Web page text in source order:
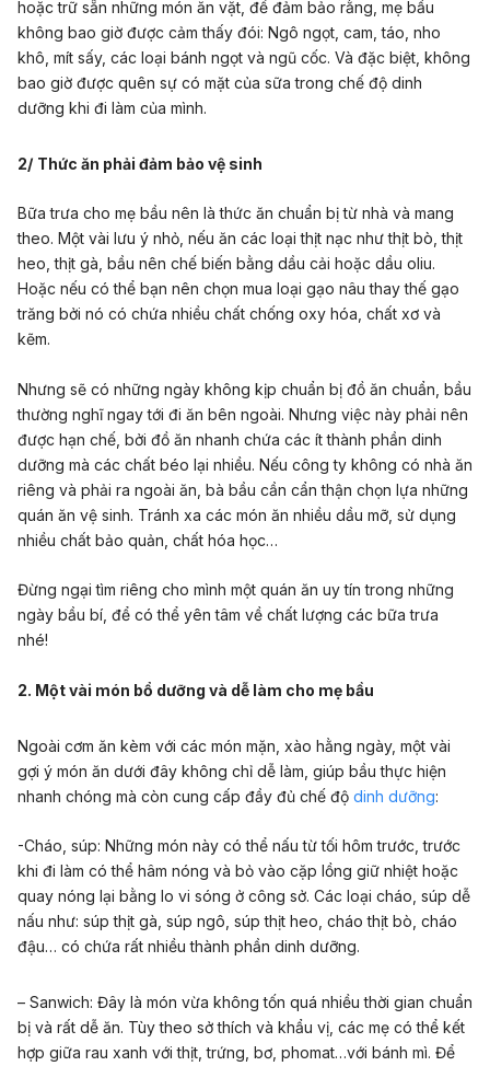
hoặc trữ sẵn những món ăn vặt, để đảm bảo rằng, mẹ bầu
không bao giờ được cảm thấy đói: Ngô ngọt, cam, táo, nho
khô, mít sấy, các loại bánh ngọt và ngũ cốc. Và đặc biệt, không
bao giờ được quên sự có mặt của sữa trong chế độ dinh
dưỡng khi đi làm của mình.
2/ Thức ăn phải đảm bảo vệ sinh
Bữa trưa cho mẹ bầu nên là thức ăn chuẩn bị từ nhà và mang
theo. Một vài lưu ý nhỏ, nếu ăn các loại thịt nạc như thịt bò, thịt
heo, thịt gà, bầu nên chế biến bằng dầu cải hoặc dầu oliu.
Hoặc nếu có thể bạn nên chọn mua loại gạo nâu thay thế gạo
trăng bởi nó có chứa nhiều chất chống oxy hóa, chất xơ và
kẽm.
Nhưng sẽ có những ngày không kịp chuẩn bị đồ ăn chuẩn, bầu
thường nghĩ ngay tới đi ăn bên ngoài. Nhưng việc này phải nên
được hạn chế, bởi đồ ăn nhanh chứa các ít thành phần dinh
dưỡng mà các chất béo lại nhiều. Nếu công ty không có nhà ăn
riêng và phải ra ngoài ăn, bà bầu cần cẩn thận chọn lựa những
quán ăn vệ sinh. Tránh xa các món ăn nhiều dầu mỡ, sử dụng
nhiều chất bảo quản, chất hóa học…
Đừng ngại tìm riêng cho mình một quán ăn uy tín trong những
ngày bầu bí, để có thể yên tâm về chất lượng các bữa trưa
nhé!
2. Một vài món bổ dưỡng và dễ làm cho mẹ bầu
Ngoài cơm ăn kèm với các món mặn, xào hằng ngày, một vài
gợi ý món ăn dưới đây không chỉ dễ làm, giúp bầu thực hiện
nhanh chóng mà còn cung cấp đầy đủ chế độ dinh dưỡng:
-Cháo, súp: Những món này có thể nấu từ tối hôm trước, trước
khi đi làm có thể hâm nóng và bỏ vào cặp lồng giữ nhiệt hoặc
quay nóng lại bằng lo vi sóng ở công sở. Các loại cháo, súp dễ
nấu như: súp thịt gà, súp ngô, súp thịt heo, cháo thịt bò, cháo
đậu… có chứa rất nhiều thành phần dinh dưỡng.
– Sanwich: Đây là món vừa không tốn quá nhiều thời gian chuẩn
bị và rất dễ ăn. Tùy theo sở thích và khẩu vị, các mẹ có thể kết
hợp giữa rau xanh với thịt, trứng, bơ, phomat…với bánh mì. Để